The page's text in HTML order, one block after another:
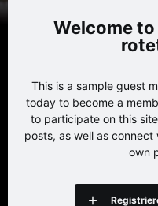
This is a sample guest
today to become a
to participate on this
posts, as well as
own